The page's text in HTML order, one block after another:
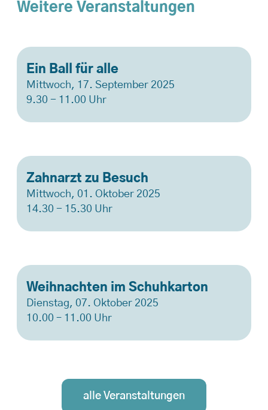
Weitere Veranstaltungen
Ein Ball für alle
Mittwoch, 17. September 2025
9.30 - 11.00 Uhr
Zahnarzt zu Besuch
Mittwoch, 01. Oktober 2025
14.30 - 15.30 Uhr
Weihnachten im Schuhkarton
Dienstag, 07. Oktober 2025
10.00 – 11.00 Uhr
alle Veranstaltungen